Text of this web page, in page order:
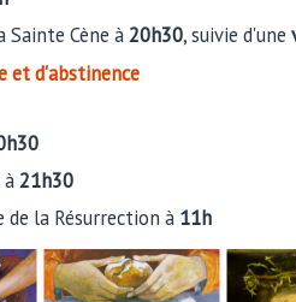
Sainte Cène à20h30, suivie d'une
et d'abstinence
à21h30
de la Résurrection à 11h